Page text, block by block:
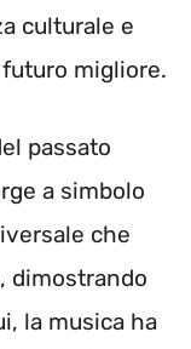
culturale e
migliore.
passato
a simbolo
che
dimostrando
la musica ha